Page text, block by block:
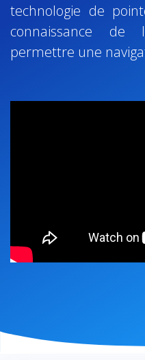
technologie de
connaissance
permettre une